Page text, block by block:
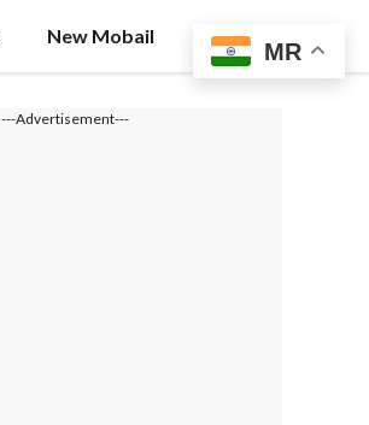
New Mobail
---Advertisement---
MR